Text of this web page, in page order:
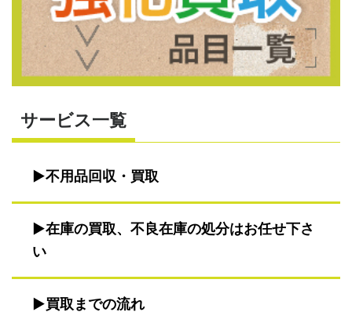
サービス一覧
不用品回収・買取
在庫の買取、不良在庫の処分はお任せ下さ
い
買取までの流れ